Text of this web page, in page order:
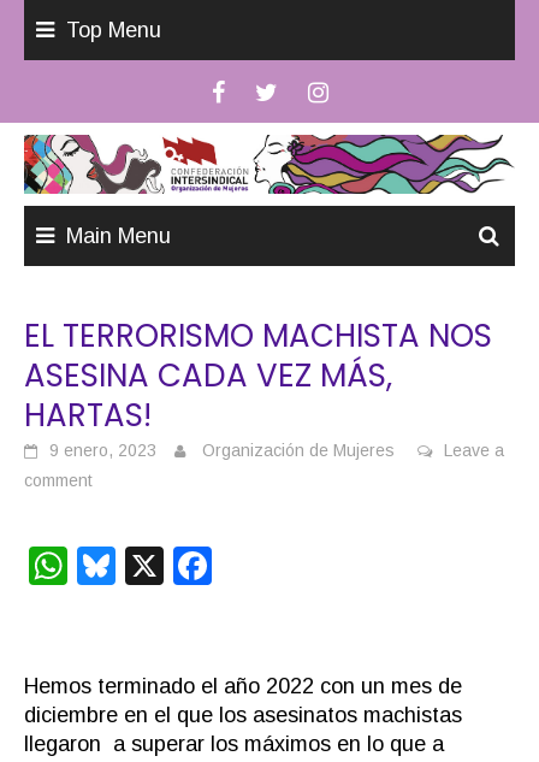
Top Menu
Main Menu
EL TERRORISMO MACHISTA NOS
ASESINA CADA VEZ MÁS,
HARTAS!
9 enero, 2023 Organización de Mujeres
Leave a
comment
WhatsApp
Bluesky
X
Hemos terminado el año 2022 con un mes de
diciembre en el que los asesinatos machistas
llegaron a superar los máximos en lo que a